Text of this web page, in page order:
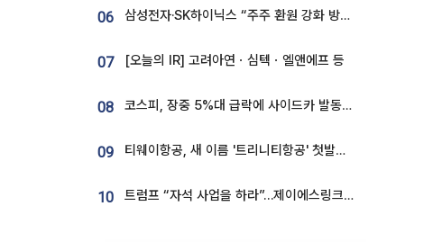
06 삼성전자·SK하이닉스 “주주 환원 강화 방안 마련”
07 [오늘의 IR] 고려아연ㆍ심텍ㆍ엘앤에프 등
08 코스피, 장중 5%대 급락에 사이드카 발동…삼성·SK 동반 폭락
09 티웨이항공, 새 이름 '트리니티항공' 첫발…SSC 전략 본격화
10 트럼프 “자석 사업을 하라”…제이에스링크, 비중국 영구자석 공급망 구축 속도